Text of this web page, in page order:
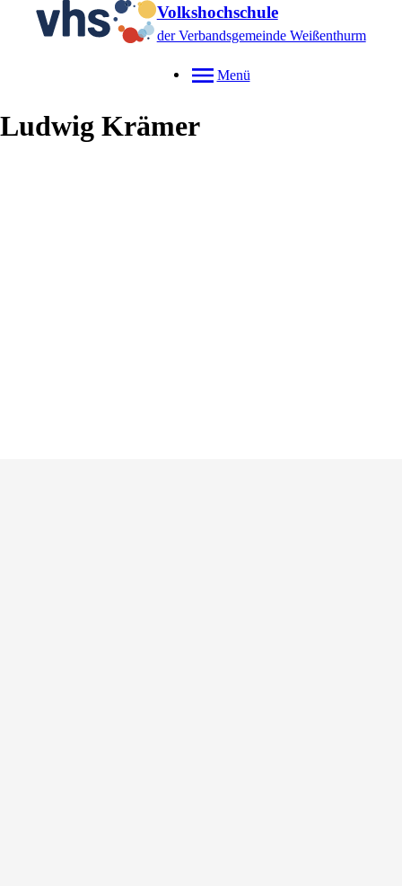
Volkshochschule
der Verbandsgemeinde Weißenthurm
Menü
Ludwig Krämer